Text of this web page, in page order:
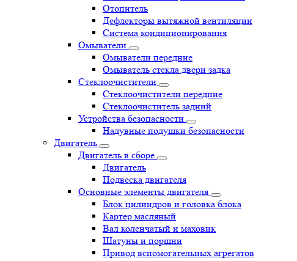
Отопитель
Дефлекторы вытяжной вентиляции
Система кондиционирования
Омыватели
Омыватели передние
Омыватель стекла двери задка
Стеклоочистители
Стеклоочистители передние
Стеклоочиститель задний
Устройства безопасности
Надувные подушки безопасности
Двигатель
Двигатель в сборе
Двигатель
Подвеска двигателя
Основные элементы двигателя
Блок цилиндров и головка блока
Картер масляный
Вал коленчатый и маховик
Шатуны и поршни
Привод вспомогательных агрегатов